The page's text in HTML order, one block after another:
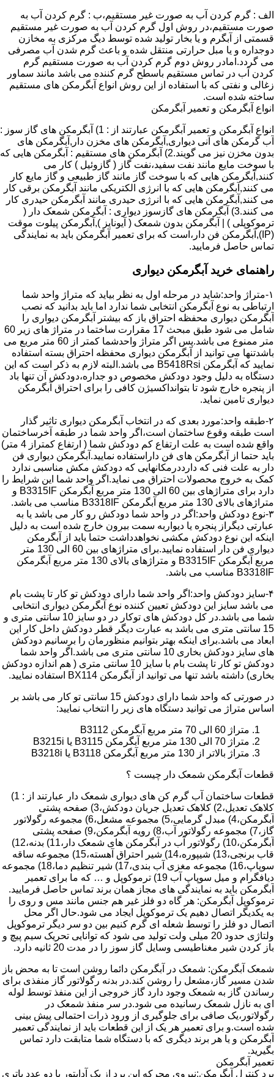
الف : گرم کردن آب به صورت غیر مستقیم،ب : گرم کردن آب به
صورت مستقیم،در روش اول گرم کردن آب به صورت غیر مستقیم
قسمتی از آبگرم و یا بخار تولید شده توسط دیگ مرکزی به مخازن
دوجداره و یا مبل حرارتی منتقل شده و باعث گرم شدن آب مصرفی
می گردد.امادر روش دوم گرم کردن آب به صورت مستقیم گرم
کردن آب در تماس مستقیم باسطح گرم کننده می باشد مانند سماور
زغالی و نفتی که با استفاده از این روش انواع آبگرمکن های مستقیم
ساخته شده است.
انواع آبگرمکن و تعمیر آبگرمکن
انواع آبگرمکن و تعمیر آبگرمکن عبارتند از : 1) آبگرمکن های گاز سوز :
آب گرمکن های آنی دیواری,آبگرمکن های مخزن دار,آبگرمکن های
بدون مخزن نیز می گویند.2) آبگرمکن های مستقیم : آبگرمکن هایی که
با سوخت مایع مانند نفت سفید،نفت گاز ( گازوئیل ) کار می
کنند,آبگرمکن هایی که با سوخت گاز مانند گاز طبیعی و گاز مایع کار
می کنند,آبگرمکن هایی که با انرژی الکتریکی مانند آبگرمکن برقی کار
می کنند,آبگرمکن هایی که با انرژی حیدری مانند آبگرمکن حیدری کار
می کنند.3) آبگرمکن های گازسوز دیواری : آبگرمکن شمعک دار (
ترموکوپلی ) | آبگرمکن بدون شمعک ( آیونایز ),آبگرمکن پیلوت موقت
(IP),آبگرمکن فن دار،است که برای تعمیر آبگرمکن باید به نمایندگی
تماس حاصل فرمایید.
راهنمای خرید آبگرمکن دیواری
۱-متراژ واحد:شاید در مرحله اول به نظر بیاید که متراژ واحد شما
ارتباطی به نوع آبگرمکن انتخابی شما ندارد اما باید بدانید که نصب
آبگرمکن دیواری محفظه احتراق باز که بیشتر آبگرمکن دیواری را
شامل می شود طبق مبحث 17 مقرارت ساختما در متراژ های زیر 60
متر ممنوع می باشد.پس اگر متراژ واحدشما کمتر از 60 متر مربع می
باشدتنها می توانید از آبگرمکن دیواری محفظه احتراق بسته استفاده
نمایید که آبگرمکن B5418Rsi می باشد.البته لازم به ذکر است که این
دستگاه به دلیل وجود دودکش مخصوص دو جداره،دودکش آن تنها باد
از پنجره خارج شود تا بتوانداکسیژن کافی را برای احتراق آبگرمکن
دیواری تامین نماید.
۲-طبقه واحد:مورد بعدی که در انتخاب آبگرمکن دیواری تاثیر گذار
است طبقه وقوع ساختمان است،اگر واحد شما در طبقه آخرساختمان
واقع شده است به علت ارتفاع کم دودکش شما ( ارتفاع کمتراز 4 متر)
باید حتما از آبگرمکن های فن داراستفاده نمایید.آبگرمکن دیواری فن
دار به علت فنی که دارددرمکانهایی که دودکش مکش مناسبی ندارد
کمک به خروج محصولات احتراق می نماید.اگر واحد شما این شرایط را
دارد برای متراژهای بین 60 الی 130 متر مربع آبگرمکن B3315IF و
متراژهای بالای 130 متر مربع آبگرمکن B3318IF مناسب می باشد.
۳-نوع دودکش واحد:اگر در واحد شما دودکش رو کار می باشد یا به
عبارتی دیگراز پنجره یا دیواربه سمت بیرون خارج شده است به دلیل
اینکه این نوع دودکش مکشی نخواهدداشت حتما باید از آبگرمکن
دیواری فن دار استفاده نمایید.برای متراژهای بین 60 الی 130 متر
مربع آبگرمکن B3315IF و متراژهای بالای 130 متر مربع آبگرمکن
B3318IF مناسب می باشد.
۴-سایز دودکش واحد:اگر واحد شما دارای دودکش تو کار تا پشت بام
می باشد سایز این دودکش تعیین کننده نوع آبگرمکن دیواری انتخابی
شما می باشد.در کل دودکش های توکار در دو سایز 10 سانتی متری و
15 سانتی متری می باشد به عبارت دیگر قطر دودکش داخل کار این
ابعاد می باشد.برای اینکه بهتر بتوانیم منظورمان را برسانیم دودکش
های سایز دودکش بخاری 10 سانتی متری می باشد.اگر واحد شما
دودکش تو کار تا پشت بام با سایز 10 سانتی متری ( هم اندازه دودکش
بخاری) داشته باشد تنها می توانید از آبگرمکن BX114 استفاده نمایید.
در صورتی که واحد شما دارای دودکش 15 سانتی تو کار می باشد بر
اساس متراژ می توانید دستگاه های زیر را انتخاب نمایید:
متراژ 60 الی 70 متر مربع آبگرمکن B3112
متراژ 70 الی 130 متر مربع آبگرمکن B3115 یا B3215i
متراژ بالاتر از 130 متر مربع آبگرمکن B3118 یا B3218i
قطعات آبگرمکن شمعک دار چیست ؟
قطعات ساختمان آب گرم کن های دیواری شمعک دار عبارتند از : 1)
کلاهک تعدیل،2) کلاهک تعدیل جریان دودکش،3) صفحه پشتی
آبگرمکن،4) مبدل گرمایی،5) مجموعه مشعل،6) مجموعه رگولاتور
گاز،7) مجموعه رگولاتور آب،8) رویه آبگرمکن،9) صفحه پشتی
آبگرمکن،10) رگولاتور آب در آبگرمکن های شمعک دار،11) بدنه،12)
قاب برنجی،13) شیپوره،14) شیر احتراق آهسته،15) مجموعه ساقه
سوپاپ،16) مجموعه مغزی آب بندی،17) شیر تنظیم دما،18) مجموعه
دیافگرام و میل سوپاپ آب 19) ترموکوپل و … که ما برای تعمیر
آبگرمکن باید به نمایندگی های مجاز همان برند تماس حاصل فرمایید.
ترموکوپل آبگرمکن: هر گاه دو فلز غیر هم جنس مانند مس و روی را
به یکدیگر اتصال دهیم یک ترموکوپل ایجاد می شود.حال اگر محل
اتصال دو فلز را توسط شعله ای گرم کنیم بین دو سر دیگر ترموکوپل
ولتاژی حدود 20 میلی ولت تولید می شود که توانایی تحریک سیم پیچ و
باز کردن شیر مغناطیسی وسایل گاز سوز را در مدت 20 ثانیه دارد.
شمعک آبگرمکن: شمعک در آبگرمکن دائما روشن است تا به محض باز
شدن مسیر گاز،مشعل را روشن کند.در بدنه رگولاتور گاز منفذی برای
رساندن گاز به شمعک وجود دارد گاز خروجی از این منفذ توسط لوله
ای به نازل شمعک رسانیده می شود.در سر منفذ شمعک در
رگولاتور،یک صافی برای جلوگیری از ورود ذرات احتمالی پیش بینی
شده است.و برای تعمیر هر یک از این قطعات باید از نمایندگی تعمیر
آبگرمکن و یا هر برند دیگری که با دستگاه شما متابقت دارد تماس
بگیرید.
تعمیر آبگرمکن
برد کنترل آبگرمکن:نیروی محرکه این برد از یک آدابتور یا دو عدد باتری